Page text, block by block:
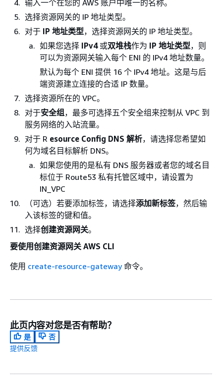
输入一个在您的 AWS 账户中唯一的名称。
选择资源网关的 IP 地址类型。
对于 IP 地址类型，选择资源网关的 IP 地址类型。
如果您选择 IPv4或双堆栈作为 IP 地址类型，则
可以为资源网关输入每个 ENI 的 IPv4 地址数量。
默认为每个 ENI 提供 16 个 IPv4 地址。这是与后
端资源建立连接的合适 IP 数量。
选择资源所在的 VPC。
对于安全组，最多可选择五个安全组来控制从 VPC 到
服务网络的入站流量。
对于 R esource Config DNS 解析，请选择您希望如
何为域名目标解析 DNS。
如果您使用的是私有 DNS 服务器或者您的域名目
标位于 Route53 私有托管区域中，请设置为
IN_VPC
（可选）若要添加标签，请选择添加新标签，然后输
入该标签的键和值。
选择创建资源网关。
要使用创建资源网关 AWS CLI
使用 create-resource-gateway命令。
此页内容对您是否有帮助？
是
否
提供反馈